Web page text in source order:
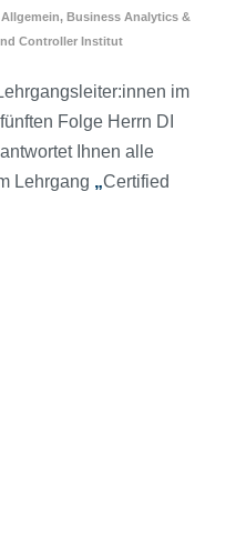
Allgemein, Business Analytics &
Controller Institut
im
Folge Herrn DI
Ihnen alle
Lehrgang „Certified